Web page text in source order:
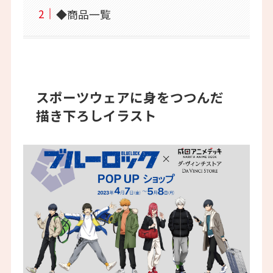
◆商品一覧
スポーツウェアに身をつつんだ
描き下ろしイラスト